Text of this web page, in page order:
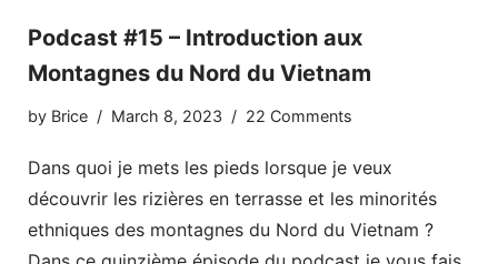
Podcast #15 – Introduction aux
Montagnes du Nord du Vietnam
by Brice March 8, 2023 22 Comments
Dans quoi je mets les pieds lorsque je veux
découvrir les rizières en terrasse et les minorités
ethniques des montagnes du Nord du Vietnam ?